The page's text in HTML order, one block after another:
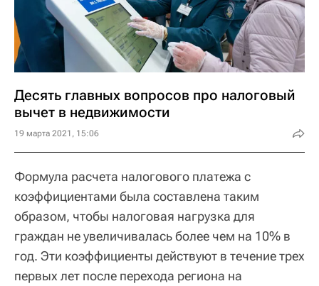
Десять главных вопросов про налоговый
вычет в недвижимости
19 марта 2021, 15:06
Формула расчета налогового платежа с
коэффициентами была составлена таким
образом, чтобы налоговая нагрузка для
граждан не увеличивалась более чем на 10% в
год. Эти коэффициенты действуют в течение трех
первых лет после перехода региона на